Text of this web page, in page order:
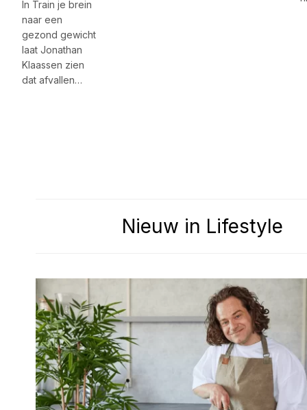
In Train je brein
naar een
gezond gewicht
laat Jonathan
Klaassen zien
dat afvallen…
Nieuw in Lifestyle